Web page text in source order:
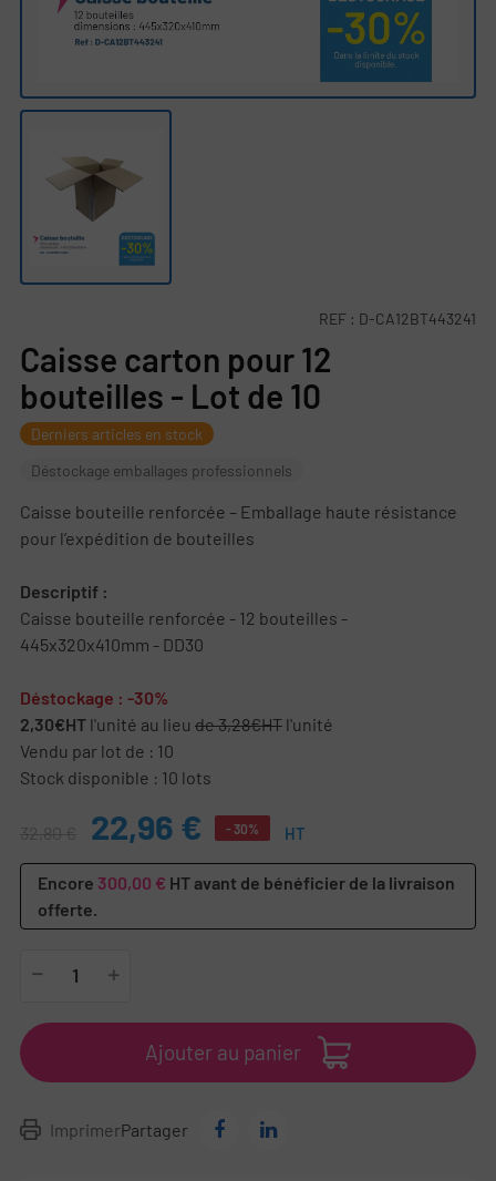
REF : D-CA12BT443241
Caisse carton pour 12
bouteilles - Lot de 10
Derniers articles en stock
Déstockage emballages professionnels
Caisse bouteille renforcée – Emballage haute résistance
pour l’expédition de bouteilles
Descriptif :
Caisse bouteille renforcée - 12 bouteilles -
445x320x410mm - DD30
Déstockage : -30%
2,30€HT l'unité au lieu de 3,28€HT l'unité
Vendu par lot de : 10
Stock disponible : 10 lots
32,80 € 22,96 € - 30% HT
Encore 300,00 € HT avant de bénéficier de la livraison
offerte.
Ajouter au panier
ImprimerPartager